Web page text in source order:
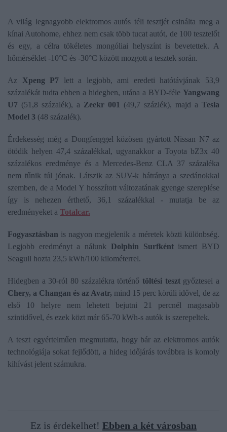
A világ legnagyobb elektromos autós téli tesztjét csinálta meg a
kínai Autohome, ehhez nem csak több tucat autót, de 100 tesztelőt
és egy, a célra tökéletes mongóliai helyszínt is bevetettek. A
hőmérséklet -10°C és -30°C között mozgott a tesztek során.
Az Xpeng P7 lett a legjobb, ami eredeti hatótávjának 53,9
százalékát tudta ebben a hidegben, utána a BYD-féle Yangwang
U7 (51,8 százalék), a Zeekr 001 (49,7 százlék), majd a Tesla
Model 3 (48 százalék).
Érdekesség még a Dongfenggel közösen gyártott Nissan N7 az
ötödik helyen 47,4 százalékkal, ugyanakkor a Toyota bZ3x 40
százalékos eredménye és a Mercedes-Benz CLA 37 százaléka
nem tűnik túl jónak. Látszik az SUV-k hátránya a szedánokkal
szemben, de a Model Y hosszított változatának gyenge szereplése
így is nehezen érthető, 36,1 százalékkal - mutatja be az
eredményeket a Totalcar.
Fogyasztásban is nagyon megjelenik a méretek közti különbség.
Legjobb eredményt a nálunk Dolphin Surfkéntismert BYD
Seagull hozta 23,5 kWh/100 kilométerrel.
Hidegben a 30-ról 80 százalékra történő töltési teszt győztesei a
Chery, a Changan és az Avatr, mind 15 perc körüli idővel, de az
első 10 helyre nem lehetett bejutni 21 percnél magasabb
szintidővel, és ezek közt már 65-70 kWh-s autók is szerepeltek.
A teszt egyértelműen megmutatta, hogy bár az elektromos autók
technológiája sokat fejlődött, a hideg időjárás továbbra is komoly
kihívást jelent számukra.
Ez is érdekelhet! Ebben a két városban